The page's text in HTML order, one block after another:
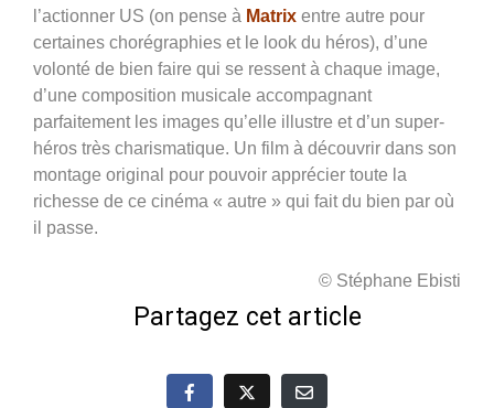
l’actionner US (on pense à Matrix entre autre pour
certaines chorégraphies et le look du héros), d’une
volonté de bien faire qui se ressent à chaque image,
d’une composition musicale accompagnant
parfaitement les images qu’elle illustre et d’un super-
héros très charismatique. Un film à découvrir dans son
montage original pour pouvoir apprécier toute la
richesse de ce cinéma « autre » qui fait du bien par où
il passe.
© Stéphane Ebisti
Partagez cet article